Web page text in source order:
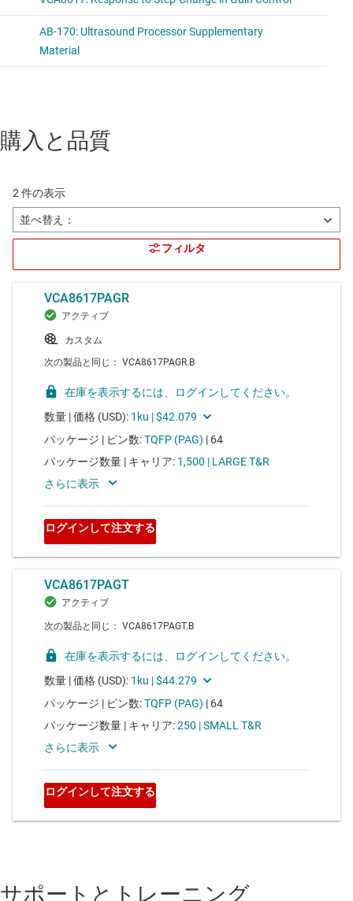
購入と品質
サポートとトレーニング